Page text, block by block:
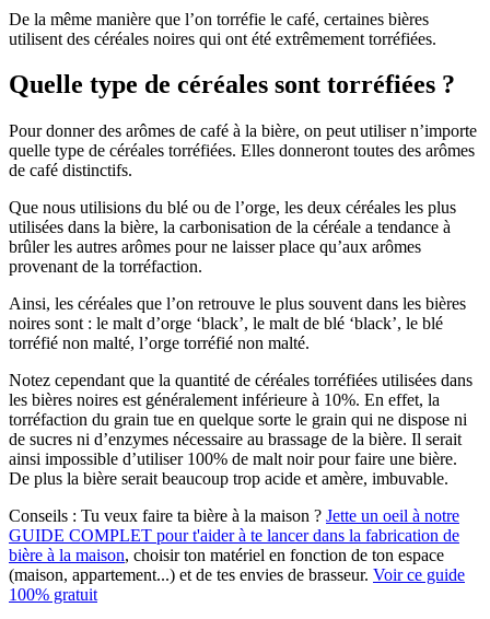
De la même manière que l’on torréfie le café, certaines bières
utilisent des céréales noires qui ont été extrêmement torréfiées.
Quelle type de céréales sont torréfiées ?
Pour donner des arômes de café à la bière, on peut utiliser n’importe
quelle type de céréales torréfiées. Elles donneront toutes des arômes
de café distinctifs.
Que nous utilisions du blé ou de l’orge, les deux céréales les plus
utilisées dans la bière, la carbonisation de la céréale a tendance à
brûler les autres arômes pour ne laisser place qu’aux arômes
provenant de la torréfaction.
Ainsi, les céréales que l’on retrouve le plus souvent dans les bières
noires sont : le malt d’orge ‘black’, le malt de blé ‘black’, le blé
torréfié non malté, l’orge torréfié non malté.
Notez cependant que la quantité de céréales torréfiées utilisées dans
les bières noires est généralement inférieure à 10%. En effet, la
torréfaction du grain tue en quelque sorte le grain qui ne dispose ni
de sucres ni d’enzymes nécessaire au brassage de la bière. Il serait
ainsi impossible d’utiliser 100% de malt noir pour faire une bière.
De plus la bière serait beaucoup trop acide et amère, imbuvable.
Conseils : Tu veux faire ta bière à la maison ? Jette un oeil à notre
GUIDE COMPLET pour t'aider à te lancer dans la fabrication de
bière à la maison, choisir ton matériel en fonction de ton espace
(maison, appartement...) et de tes envies de brasseur. Voir ce guide
100% gratuit